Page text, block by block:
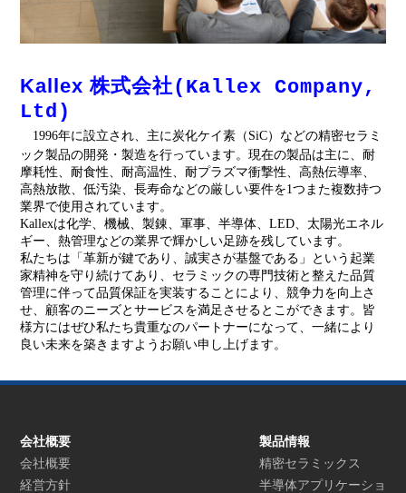
Kallex 株式会社(Kallex Company,
Ltd)
1996年に設立され、主に炭化ケイ素（SiC）などの精密セラミ
ック製品の開発・製造を行っています。現在の製品は主に、耐
摩耗性、耐食性、耐高温性、耐プラズマ衝撃性、高熱伝導率、
高熱放散、低汚染、長寿命などの厳しい要件を1つまた複数持つ
業界で使用されています。
Kallexは化学、機械、製錬、軍事、半導体、LED、太陽光エネル
ギー、熱管理などの業界で輝かしい足跡を残しています。
私たちは「革新が鍵であり、誠実さが基盤である」という起業
家精神を守り続けてあり、セラミックの専門技術と整えた品質
管理に伴って品質保証を実装することにより、競争力を向上さ
せ、顧客のニーズとサービスを満足させるとこができます。皆
様方にはぜひ私たち貴重なのパートナーになって、一緒により
良い未来を築きますようお願い申し上げます。
会社概要
会社概要
経営方針
製品情報
精密セラミックス
半導体アプリケーショ